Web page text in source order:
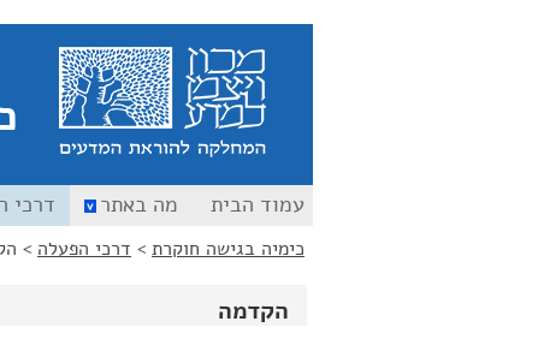
עמוד הבית מה באתר דרכי
כימיה בגישה חוקרת > דרכי הפעלה >
הקדמה